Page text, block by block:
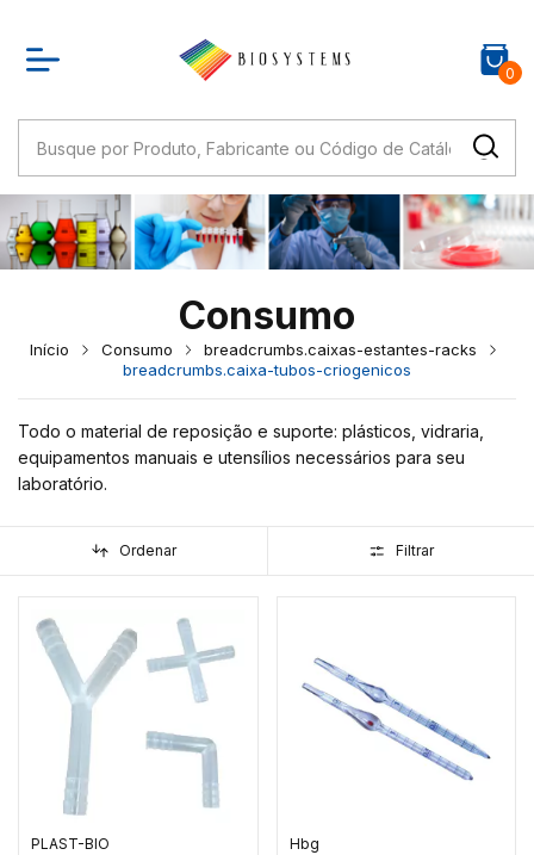
0
Consumo
Início Consumo
breadcrumbs.caixas-estantes-racks
breadcrumbs.caixa-tubos-criogenicos
Todo o material de reposição e suporte: plásticos, vidraria,
equipamentos manuais e utensílios necessários para seu
laboratório.
Ordenar Filtrar
PLAST-BIO Hbg